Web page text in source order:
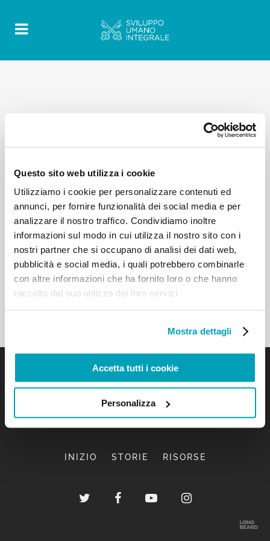
Questo sito web utilizza i cookie
Utilizziamo i cookie per personalizzare contenuti ed
annunci, per fornire funzionalità dei social media e per
analizzare il nostro traffico. Condividiamo inoltre
informazioni sul modo in cui utilizza il nostro sito con i
nostri partner che si occupano di analisi dei dati web,
pubblicità e social media, i quali potrebbero combinarle
con altre informazioni che ha fornito loro o che hanno
raccolto dal suo utilizzo dei loro servizi.
Mostra dettagli
Accetta tutti i cookie
Personalizza
INIZIO STORIE RISORSE